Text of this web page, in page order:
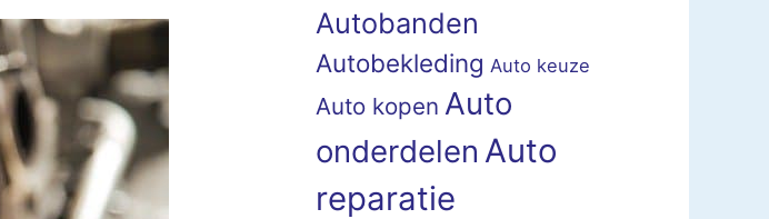
Autobanden
Autobekleding Auto keuze
Auto kopen Auto
onderdelen Auto
reparatie